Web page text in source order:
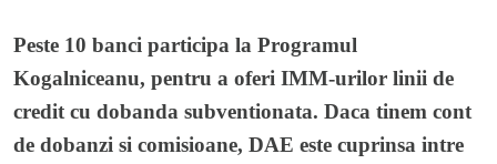
Peste 10 banci participa la Programul
Kogalniceanu, pentru a oferi IMM-urilor linii de
credit cu dobanda subventionata. Daca tinem cont
de dobanzi si comisioane, DAE este cuprinsa intre